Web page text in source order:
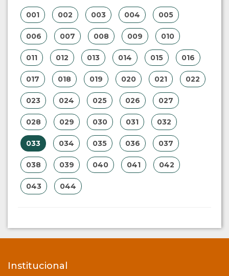
001 002 003 004 005
006 007 008 009 010
011 012 013 014 015 016
017 018 019 020 021 022
023 024 025 026 027
028 029 030 031 032
033 034 035 036 037
038 039 040 041 042
043 044
Institucional